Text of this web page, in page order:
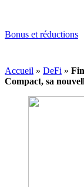
Bonus et réductions
Accueil » DeFi »
Compact, sa